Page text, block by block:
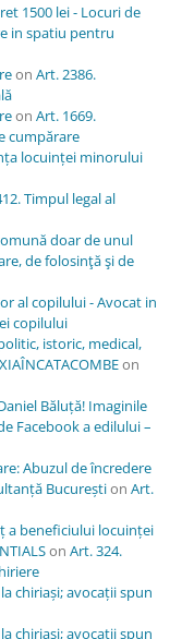
1500 lei - Locuri de
in spatiu pentru
on Art. 2386.
on Art. 1669.
cumpărare
locuinței minorului
Timpul legal al
doar de unul
de folosinţă şi de
al copilului - Avocat in
copilului
istoric, medical,
on
Băluță! Imaginile
Facebook a edilului –
Abuzul de încredere
Bucureștion Art.
a beneficiului locuinței
on Art. 324.
chiriași; avocații spun
chiriași; avocații spun